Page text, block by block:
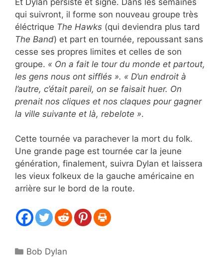
qui suivront, il forme son nouveau groupe très
éléctrique The Hawks (qui deviendra plus tard
The Band) et part en tournée, repoussant sans
cesse ses propres limites et celles de son
groupe. « On a fait le tour du monde et partout,
les gens nous ont sifflés ». « D’un endroit à
l’autre, c’était pareil, on se faisait huer. On
prenait nos cliques et nos claques pour gagner
la ville suivante et là, rebelote ».
Cette tournée va parachever la mort du folk.
Une grande page est tournée car la jeune
génération, finalement, suivra Dylan et laissera
les vieux folkeux de la gauche américaine en
arrière sur le bord de la route.
Catégories
Bob Dylan